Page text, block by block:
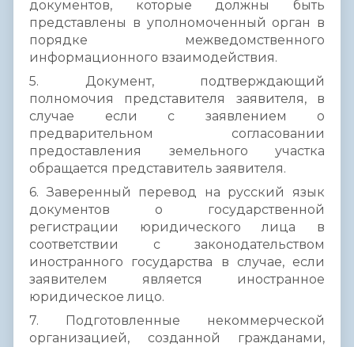
документов, которые должны быть
представлены в уполномоченный орган в
порядке межведомственного
информационного взаимодействия.
5. Документ, подтверждающий
полномочия представителя заявителя, в
случае если с заявлением о
предварительном согласовании
предоставления земельного участка
обращается представитель заявителя.
6. Заверенный перевод на русский язык
документов о государственной
регистрации юридического лица в
соответствии с законодательством
иностранного государства в случае, если
заявителем является иностранное
юридическое лицо.
7. Подготовленные некоммерческой
организацией, созданной гражданами,